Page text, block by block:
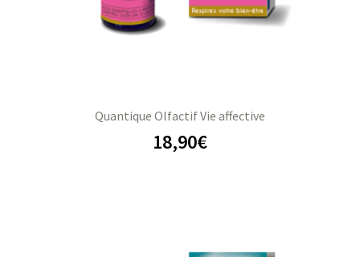
Quantique Olfactif Vie affective
18,90€